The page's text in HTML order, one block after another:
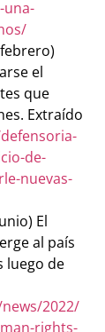
una-
el
que
Extraído
de-
nuevas-
El
al país
luego de
2022/
rights-